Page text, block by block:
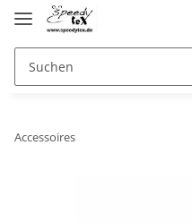
Accessoires